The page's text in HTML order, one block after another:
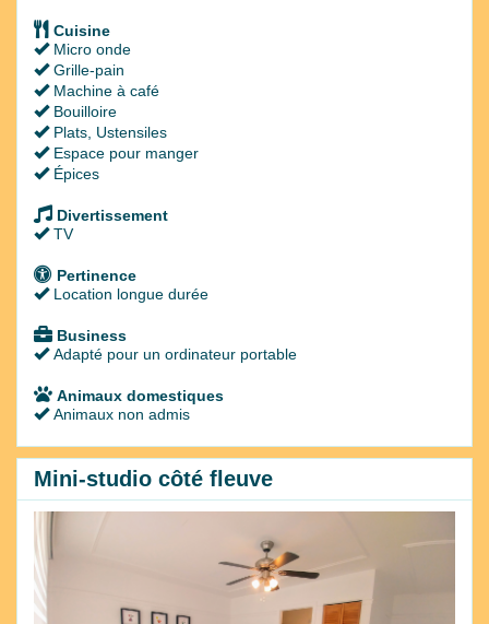
Cuisine
Micro onde
Grille-pain
Machine à café
Bouilloire
Plats, Ustensiles
Espace pour manger
Épices
Divertissement
TV
Pertinence
Location longue durée
Business
Adapté pour un ordinateur portable
Animaux domestiques
Animaux non admis
Mini-studio côté fleuve